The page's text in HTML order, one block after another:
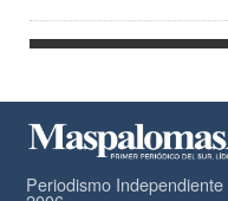
Periodismo